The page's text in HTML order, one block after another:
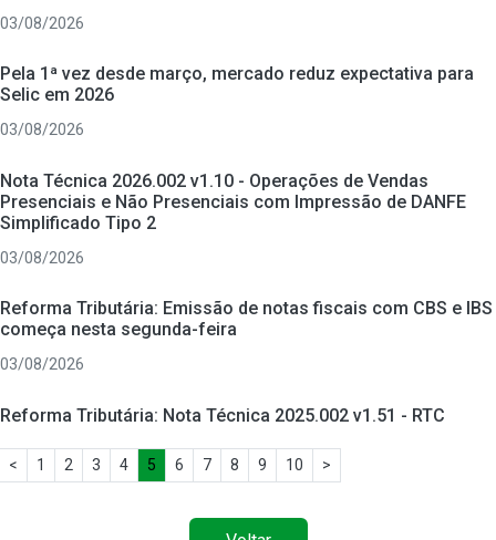
03/08/2026
Pela 1ª vez desde março, mercado reduz expectativa para
Selic em 2026
03/08/2026
Nota Técnica 2026.002 v1.10 - Operações de Vendas
Presenciais e Não Presenciais com Impressão de DANFE
Simplificado Tipo 2
03/08/2026
Reforma Tributária: Emissão de notas fiscais com CBS e IBS
começa nesta segunda-feira
03/08/2026
Reforma Tributária: Nota Técnica 2025.002 v1.51 - RTC
< 1 2 3 4 5 6 7 8 9 10 >